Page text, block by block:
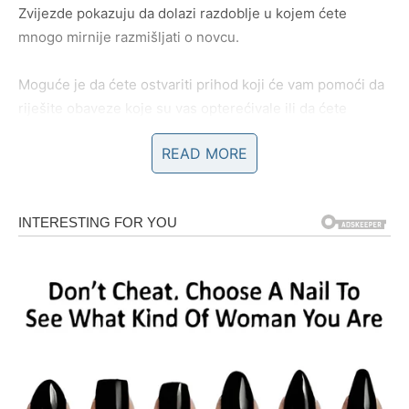
Zvijezde pokazuju da dolazi razdoblje u kojem ćete
mnogo mirnije razmišljati o novcu.
Moguće je da ćete ostvariti prihod koji će vam pomoći da
riješite obaveze koje su vas opterećivale ili da ćete
pronaći način da dodatno učvrstite svoju finansijsku
koje ste dugo odlagali i da sebi priuštite nešto što vas
Osjetićete veliko zadovoljstvo jer ćete imati osjećaj da
konačno držite stvari pod kontrolom.
Ljubav donosi ostvarenje
READ MORE